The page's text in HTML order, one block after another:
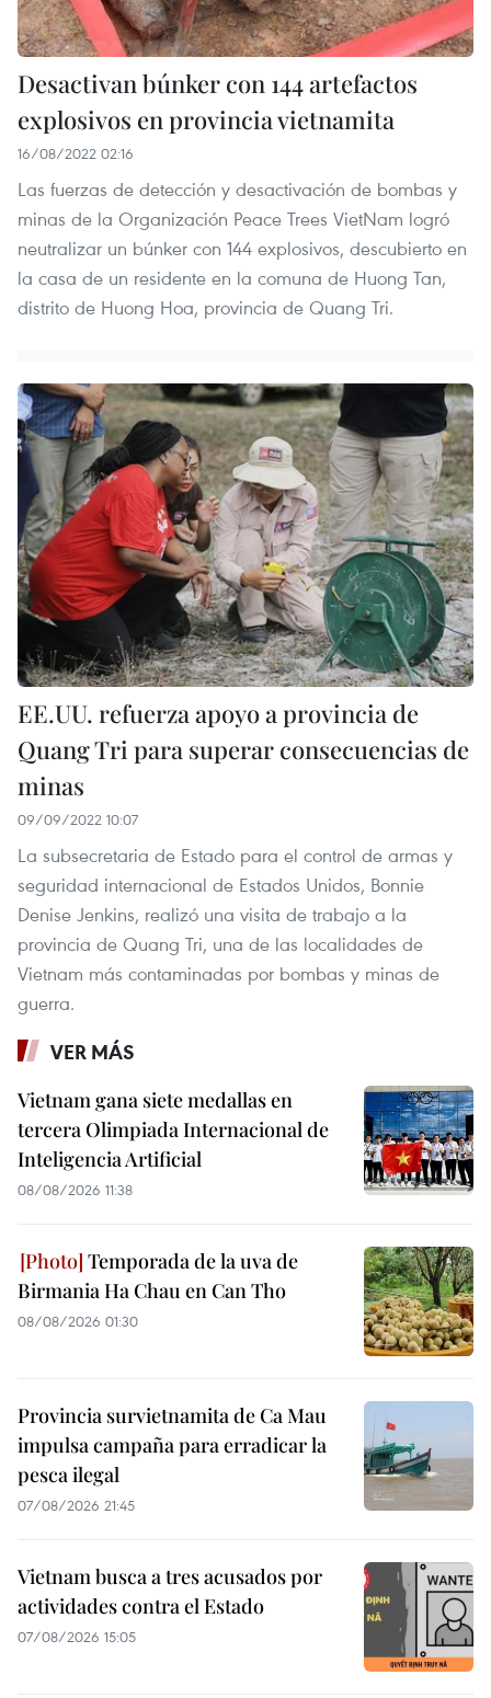
Desactivan búnker con 144 artefactos
explosivos en provincia vietnamita
16/08/2022 02:16
Las fuerzas de detección y desactivación de bombas y
minas de la Organización Peace Trees VietNam logró
neutralizar un búnker con 144 explosivos, descubierto en
la casa de un residente en la comuna de Huong Tan,
distrito de Huong Hoa, provincia de Quang Tri.
EE.UU. refuerza apoyo a provincia de
Quang Tri para superar consecuencias de
minas
09/09/2022 10:07
La subsecretaria de Estado para el control de armas y
seguridad internacional de Estados Unidos, Bonnie
Denise Jenkins, realizó una visita de trabajo a la
provincia de Quang Tri, una de las localidades de
Vietnam más contaminadas por bombas y minas de
guerra.
VER MÁS
Vietnam gana siete medallas en
tercera Olimpiada Internacional de
Inteligencia Artificial
08/08/2026 11:38
Temporada de la uva de
Birmania Ha Chau en Can Tho
08/08/2026 01:30
Provincia survietnamita de Ca Mau
impulsa campaña para erradicar la
pesca ilegal
07/08/2026 21:45
Vietnam busca a tres acusados por
actividades contra el Estado
07/08/2026 15:05